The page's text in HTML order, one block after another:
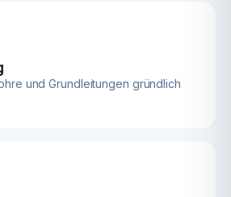
und Grundleitungen gründlich